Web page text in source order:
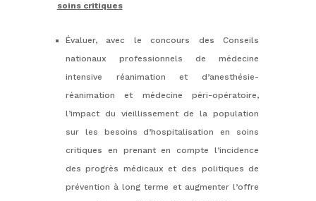
soins critiques
Évaluer, avec le concours des Conseils
nationaux professionnels de médecine
intensive réanimation et d’anesthésie-
réanimation et médecine péri-opératoire,
l’impact du vieillissement de la population
sur les besoins d’hospitalisation en soins
critiques en prenant en compte l’incidence
des progrès médicaux et des politiques de
prévention à long terme et augmenter l’offre